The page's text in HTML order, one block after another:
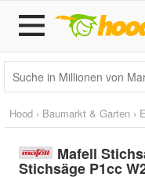
Hood › Baumarkt & Garten ›
Mafell
Stichsäge P1cc